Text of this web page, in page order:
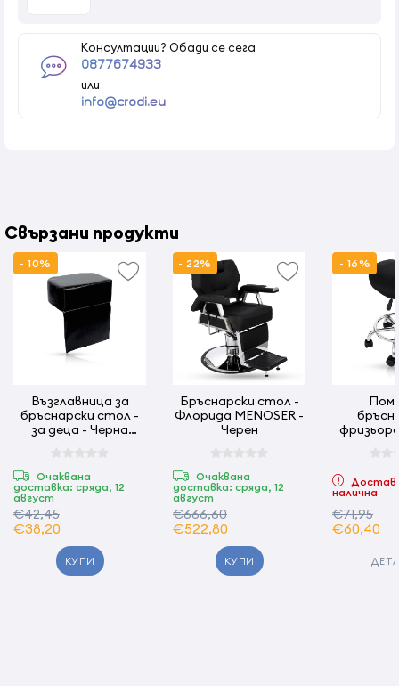
Консултации? Обади се сега
0877674933
или
info@crodi.eu
Свързани продукти
- 10%
Възглавница за
бръснарски стол -
за деца - Черна
Очаквана
доставка: сряда, 12
август
€42,45
€38,20
КУПИ
- 22%
Бръснарски стол -
Флорида MENOSER -
Черен
Очаквана
доставка: сряда, 12
август
€666,60
€522,80
КУПИ
- 16%
налична
€71,95
€60,40